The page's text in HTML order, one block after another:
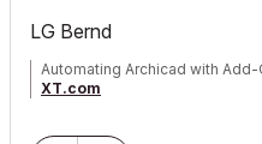
LG Bernd
Automating Archicad with
XT.com